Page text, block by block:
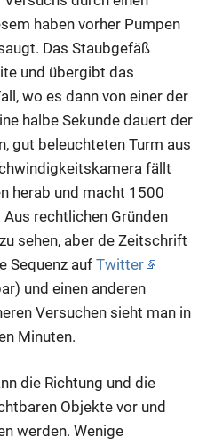
haben vorher Pumpen
Das Staubgefäß
und übergibt das
wo es dann von einer der
halbe Sekunde dauert der
gut beleuchteten Turm aus
fällt
herab und macht 1500
rechtlichen Gründen
sehen, aber de Zeitschrift
Sequenz auf Twitter
und einen anderen
Versuchen sieht man in
Minuten.
die Richtung und die
Objekte vor und
werden. Wenige